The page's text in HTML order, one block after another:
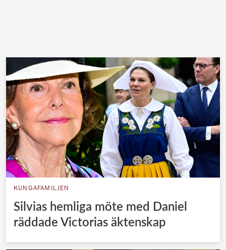
KUNGAFAMILJEN
Silvias hemliga möte med Daniel
räddade Victorias äktenskap